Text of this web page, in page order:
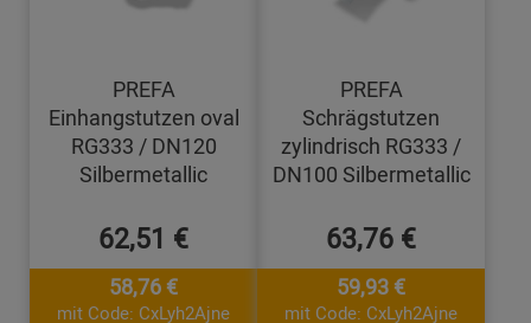
PREFA
Einhangstutzen oval
RG333 / DN120
Silbermetallic
62,51 €
58,76 €
mit Code: CxLyh2Ajne
PREFA
Schrägstutzen
zylindrisch RG333 /
DN100 Silbermetallic
63,76 €
59,93 €
mit Code: CxLyh2Ajne